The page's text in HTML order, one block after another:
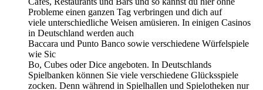
Probleme einen ganzen Tag verbringen und dich auf
viele unterschiedliche Weisen amüsieren. In einigen Casinos
in Deutschland werden auch
Baccara und Punto Banco sowie verschiedene Würfelspiele
wie Sic
Bo, Cubes oder Dice angeboten. In Deutschlands
Spielbanken können Sie viele verschiedene Glücksspiele
zocken. Denn während in Spielhallen und Spielotheken nur